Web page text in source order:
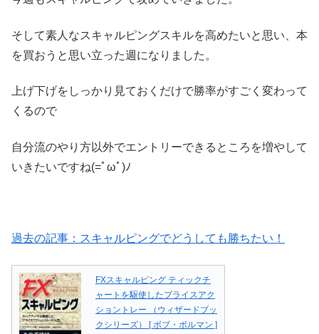
そして素人なスキャルピングスキルを高めたいと思い、本
を買おうと思い立った週になりました。
上げ下げをしっかり見ておくだけで勝率がすごく変わって
くるので
自分流のやり方以外でエントリーできるところを増やして
いきたいですね(=ﾟωﾟ)ﾉ
過去の記事：スキャルピングでどうしても勝ちたい！
FXスキャルピング ティックチ
ャートを駆使したプライスアク
ショントレー （ウィザードブッ
クシリーズ） [ ボブ・ボルマン ]